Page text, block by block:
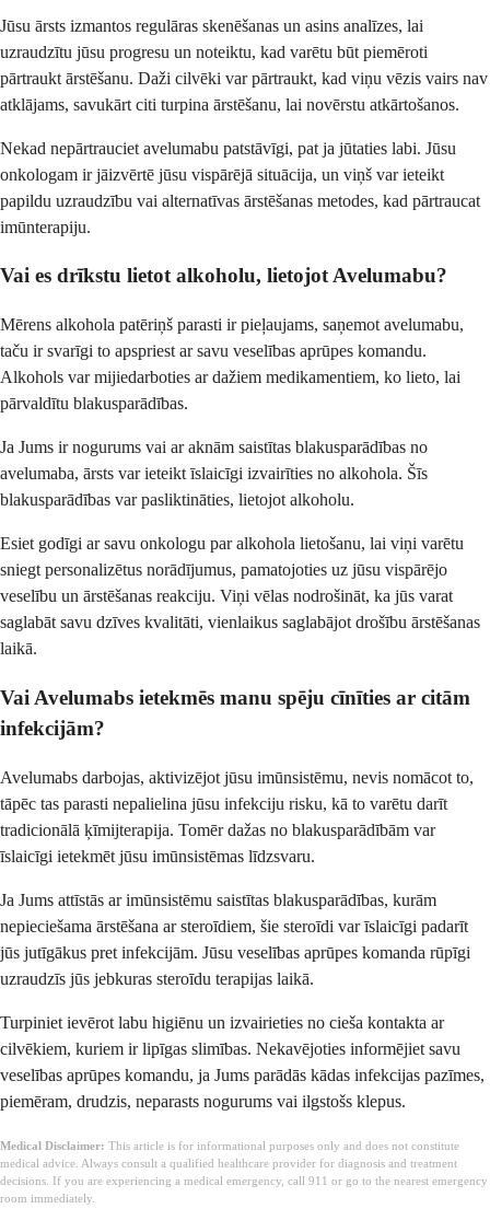
Jūsu ārsts izmantos regulāras skenēšanas un asins analīzes, lai
uzraudzītu jūsu progresu un noteiktu, kad varētu būt piemēroti
pārtraukt ārstēšanu. Daži cilvēki var pārtraukt, kad viņu vēzis vairs nav
atklājams, savukārt citi turpina ārstēšanu, lai novērstu atkārtošanos.
Nekad nepārtrauciet avelumabu patstāvīgi, pat ja jūtaties labi. Jūsu
onkologam ir jāizvērtē jūsu vispārējā situācija, un viņš var ieteikt
papildu uzraudzību vai alternatīvas ārstēšanas metodes, kad pārtraucat
imūnterapiju.
Vai es drīkstu lietot alkoholu, lietojot Avelumabu?
Mērens alkohola patēriņš parasti ir pieļaujams, saņemot avelumabu,
taču ir svarīgi to apspriest ar savu veselības aprūpes komandu.
Alkohols var mijiedarboties ar dažiem medikamentiem, ko lieto, lai
pārvaldītu blakusparādības.
Ja Jums ir nogurums vai ar aknām saistītas blakusparādības no
avelumaba, ārsts var ieteikt īslaicīgi izvairīties no alkohola. Šīs
blakusparādības var pasliktināties, lietojot alkoholu.
Esiet godīgi ar savu onkologu par alkohola lietošanu, lai viņi varētu
sniegt personalizētus norādījumus, pamatojoties uz jūsu vispārējo
veselību un ārstēšanas reakciju. Viņi vēlas nodrošināt, ka jūs varat
saglabāt savu dzīves kvalitāti, vienlaikus saglabājot drošību ārstēšanas
laikā.
Vai Avelumabs ietekmēs manu spēju cīnīties ar citām
infekcijām?
Avelumabs darbojas, aktivizējot jūsu imūnsistēmu, nevis nomācot to,
tāpēc tas parasti nepalielina jūsu infekciju risku, kā to varētu darīt
tradicionālā ķīmijterapija. Tomēr dažas no blakusparādībām var
īslaicīgi ietekmēt jūsu imūnsistēmas līdzsvaru.
Ja Jums attīstās ar imūnsistēmu saistītas blakusparādības, kurām
nepieciešama ārstēšana ar steroīdiem, šie steroīdi var īslaicīgi padarīt
jūs jutīgākus pret infekcijām. Jūsu veselības aprūpes komanda rūpīgi
uzraudzīs jūs jebkuras steroīdu terapijas laikā.
Turpiniet ievērot labu higiēnu un izvairieties no cieša kontakta ar
cilvēkiem, kuriem ir lipīgas slimības. Nekavējoties informējiet savu
veselības aprūpes komandu, ja Jums parādās kādas infekcijas pazīmes,
piemēram, drudzis, neparasts nogurums vai ilgstošs klepus.
Medical Disclaimer: This article is for informational purposes only and does not constitute
medical advice. Always consult a qualified healthcare provider for diagnosis and treatment
decisions. If you are experiencing a medical emergency, call 911 or go to the nearest emergency
room immediately.